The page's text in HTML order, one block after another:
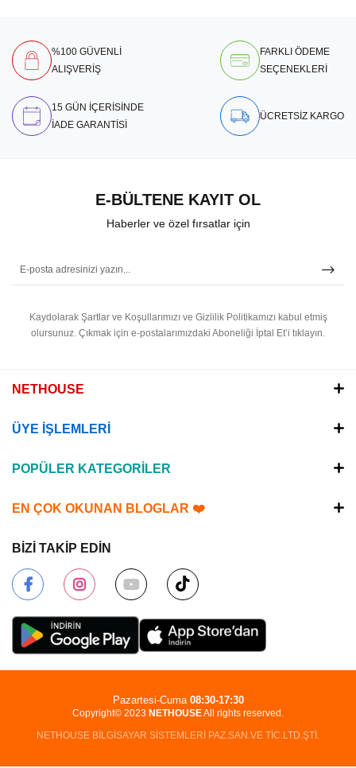
%100 GÜVENLİ
ALIŞVERİŞ
FARKLI ÖDEME
SEÇENEKLERİ
15 GÜN İÇERİSİNDE
İADE GARANTİSİ
ÜCRETSİZ KARGO
E-BÜLTENE KAYIT OL
Haberler ve özel fırsatlar için
Kaydolarak Şartlar ve Koşullarımızı ve Gizlilik Politikamızı kabul etmiş
olursunuz. Çıkmak için e-postalarımızdaki Aboneliği İptal Et’i tıklayın.
NETHOUSE
ÜYE İŞLEMLERİ
POPÜLER KATEGORİLER
EN ÇOK OKUNAN BLOGLAR ❤️
BİZİ TAKİP EDİN
Copyright© 2023 NETHOUSEAll rights reserved.
NETHOUSE BİLGİSAYAR SİSTEMLERİ PAZ.SAN.VE TİC.LTD.ŞTİ.
Pazartesi-Cuma 08:30-17:30